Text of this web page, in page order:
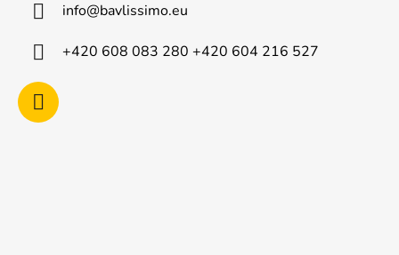
info@bavlissimo.eu
+420 608 083 280 +420 604 216 527